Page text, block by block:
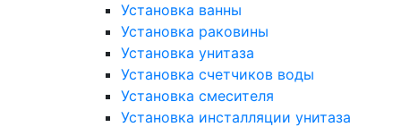
Установка ванны
Установка раковины
Установка унитаза
Установка счетчиков воды
Установка смесителя
Установка инсталляции унитаза